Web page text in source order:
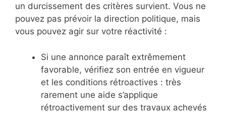
un durcissement des critères survient. Vous ne
pouvez pas prévoir la direction politique, mais
vous pouvez agir sur votre réactivité :
Si une annonce paraît extrêmement
favorable, vérifiez son entrée en vigueur
et les conditions rétroactives : très
rarement une aide s’applique
rétroactivement sur des travaux achevés